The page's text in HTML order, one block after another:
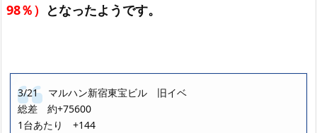
98％） となったようです。
3/21 マルハン新宿東宝ビル 旧イベ
総差 約+75600
1台あたり +144